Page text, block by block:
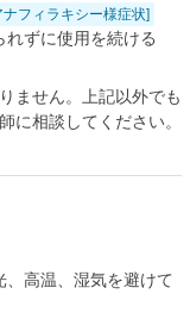
フィラキシー様症状]
ずに使用を続ける
ません。上記以外でも
に相談してください。
高温、湿気を避けて